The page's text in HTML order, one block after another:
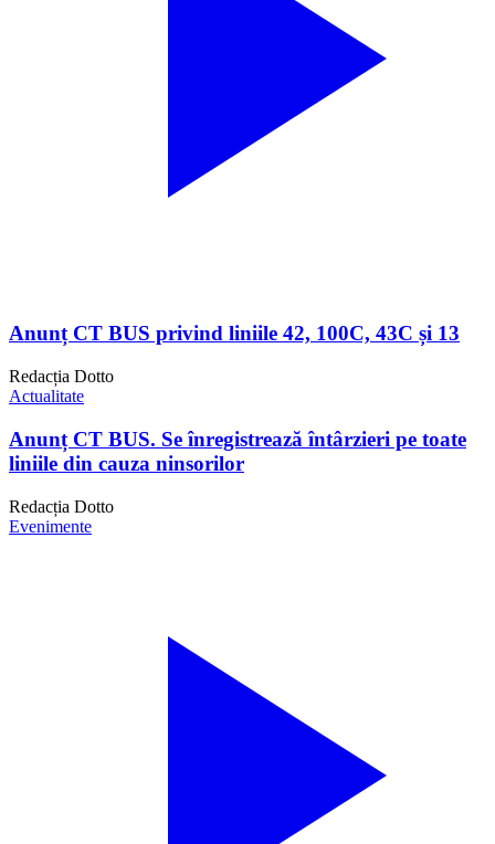
Anunț CT BUS privind liniile 42, 100C, 43C și 13
Redacția Dotto
Actualitate
Anunț CT BUS. Se înregistrează întârzieri pe toate
liniile din cauza ninsorilor
Redacția Dotto
Evenimente